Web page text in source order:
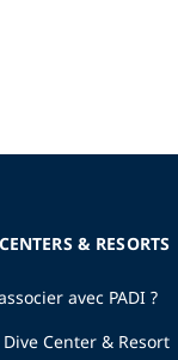
& RESORTS
avec PADI ?
Center & Resort